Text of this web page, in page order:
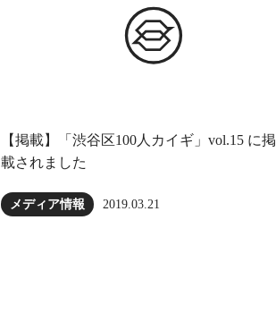
【掲載】「渋谷区100人カイギ」vol.15 に掲
載されました
メディア情報 2019.03.21